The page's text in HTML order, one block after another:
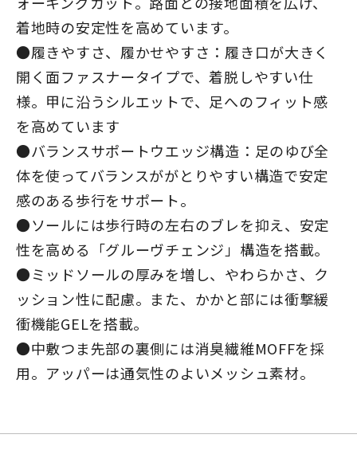
着地時の安定性を高めています。
●履きやすさ、履かせやすさ：履き口が大きく
開く面ファスナータイプで、着脱しやすい仕
様。甲に沿うシルエットで、足へのフィット感
を高めています
●バランスサポートウエッジ構造：足のゆび全
体を使ってバランスががとりやすい構造で安定
感のある歩行をサポート。
●ソールには歩行時の左右のブレを抑え、安定
性を高める「グルーヴチェンジ」構造を搭載。
●ミッドソールの厚みを増し、やわらかさ、ク
ッション性に配慮。また、かかと部には衝撃緩
衝機能GELを搭載。
●中敷つま先部の裏側には消臭繊維MOFFを採
用。アッパーは通気性のよいメッシュ素材。